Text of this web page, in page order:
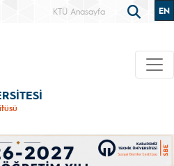
KTÜ Anasayfa EN